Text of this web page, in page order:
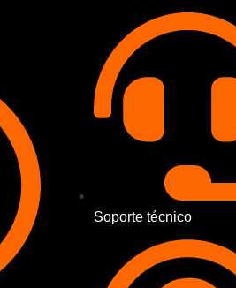
Soporte técnico